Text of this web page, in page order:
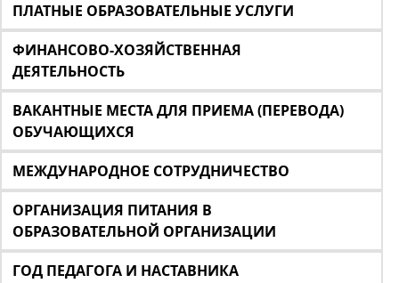
ПЛАТНЫЕ ОБРАЗОВАТЕЛЬНЫЕ УСЛУГИ
ФИНАНСОВО-ХОЗЯЙСТВЕННАЯ
ДЕЯТЕЛЬНОСТЬ
ВАКАНТНЫЕ МЕСТА ДЛЯ ПРИЕМА (ПЕРЕВОДА)
ОБУЧАЮЩИХСЯ
МЕЖДУНАРОДНОЕ СОТРУДНИЧЕСТВО
ОРГАНИЗАЦИЯ ПИТАНИЯ В
ОБРАЗОВАТЕЛЬНОЙ ОРГАНИЗАЦИИ
ГОД ПЕДАГОГА И НАСТАВНИКА